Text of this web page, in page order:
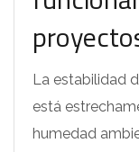
La estabilidad
está
humedad